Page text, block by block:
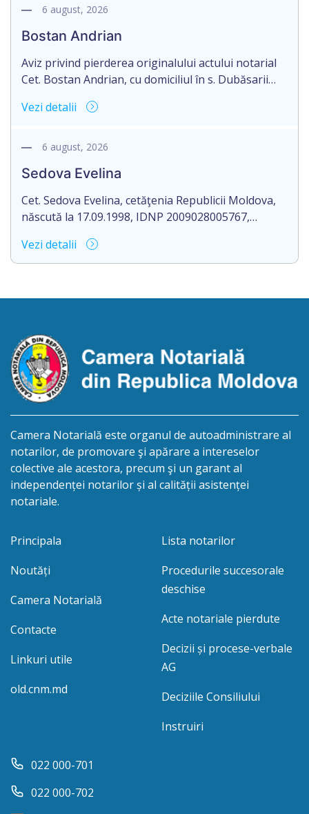
actului notarial: Certificatului de moștenitor
notarul din or. Sîngerei – G. Horoșaia (licența nr.
027).
6 august, 2026
Bostan Andrian
Aviz privind pierderea originalului actului notarial
Cet. Bostan Andrian, cu domiciliul în s. Dubăsarii
originalului actului notarial: Certificatului de
09.07.2010, eliberat de notarul public Petru
decedat la 27.08.2024.
Vezi detalii
6 august, 2026
Sedova Evelina
Cet. Sedova Evelina, cetăţenia Republicii Moldova,
născută la 17.09.1998, IDNP 2009028005767,
19, ap. 407, aduce la cunoștință pierderea
originalului actului notarial: Contractul de donație
29.12.2023, autentificat de Romanescu Mihail-
Vezi detalii
Camera Notarială este organul de autoadministrare al
notarilor, de promovare şi apărare a intereselor
colective ale acestora, precum şi un garant al
independenței notarilor și al calității asistenței
notariale.
Principala
Noutăți
Camera Notarială
Contacte
Linkuri utile
old.cnm.md
Lista notarilor
Procedurile succesorale
deschise
Acte notariale pierdute
Decizii și procese-verbale
AG
Deciziile Consiliului
Instruiri
022 000-701
022 000-702